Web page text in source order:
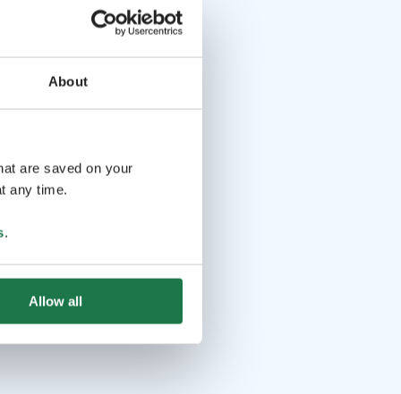
About
are saved on your
any time.
.
Allow all